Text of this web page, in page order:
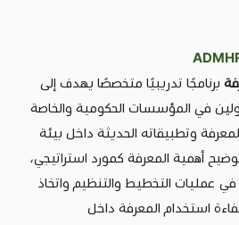
برنامجًا تدريبيًا متخصصًا يهدف إلى
في المؤسسات الحكومية والخاصة
وتطبيقاته الحديثة داخل بيئة
أهمية المعرفة كمورد استراتيجي،
في عمليات التخطيط والتنظيم واتخاذ
كفاءة استخدام المعرفة داخل